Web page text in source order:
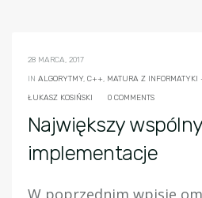
28 MARCA, 2017
IN ALGORYTMY, C++, MATURA Z
ŁUKASZ KOSIŃSKI
0 COMMENTS
Największy
implementacje
W poprzednim wpisie